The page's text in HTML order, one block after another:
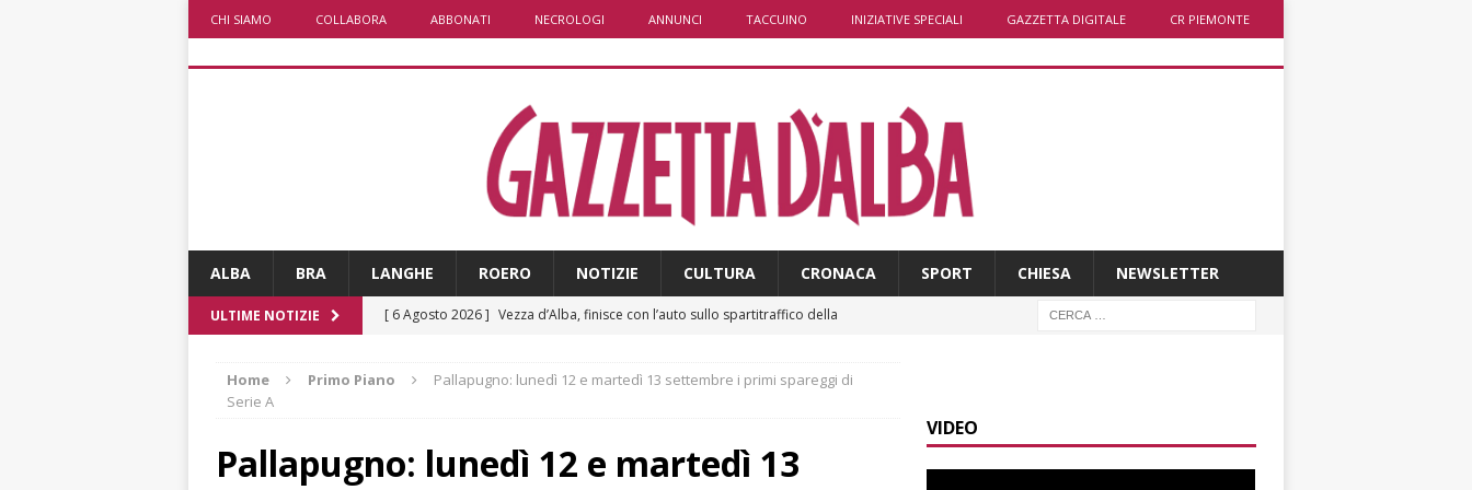
CHI SIAMO COLLABORA ABBONATI NECROLOGI ANNUNCI TACCUINO INIZIATIVE SPECIALI GAZZETTA DIGITALE CR PIEMONTE
ALBA BRA LANGHE ROERO NOTIZIE CULTURA CRONACA SPORT CHIESA NEWSLETTER
ULTIME NOTIZIE [ 6 Agosto 2026 ] Vezza d’Alba, finisce con l’auto sullo spartitraffico della
[ 6 Agosto 2026 ] La bella stagione riporta l’allarme sulle strade: cresce il
[ 6 Agosto 2026 ] Piemonte punta sull’automotive con le Aree di Accelerazione
Home Primo Piano
Pallapugno: lunedì 12 e martedì 13 settembre i primi spareggi di
Serie A
Pallapugno: lunedì 12 e martedì 13
VIDEO